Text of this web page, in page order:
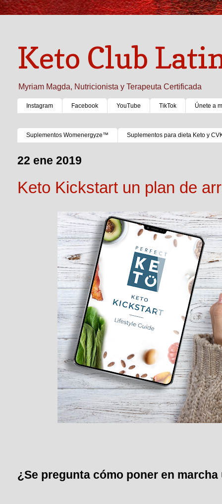
Keto Club
Myriam Magda, Nutricionista y Terapeuta Certificada
Instagram Facebook YouTube TikTok Únete a
Suplementos Womenergyze™ Suplementos para dieta Keto y
22 ene 2019
Keto Kickstart un plan de
¿Se pregunta cómo poner en